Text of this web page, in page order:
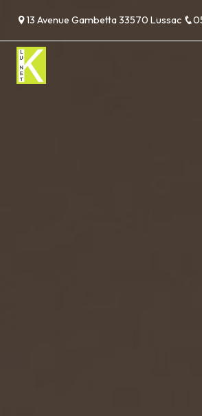
13 Avenue Gambetta 33570 Lussac